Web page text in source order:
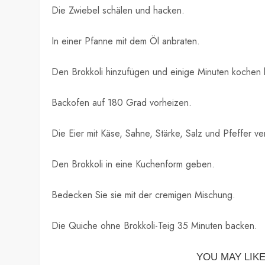
Die Zwiebel schälen und hacken.
In einer Pfanne mit dem Öl anbraten.
Den Brokkoli hinzufügen und einige Minuten kochen
Backofen auf 180 Grad vorheizen.
Die Eier mit Käse, Sahne, Stärke, Salz und Pfeffer
Den Brokkoli in eine Kuchenform geben.
Bedecken Sie sie mit der cremigen Mischung.
Die Quiche ohne Brokkoli-Teig 35 Minuten backen.